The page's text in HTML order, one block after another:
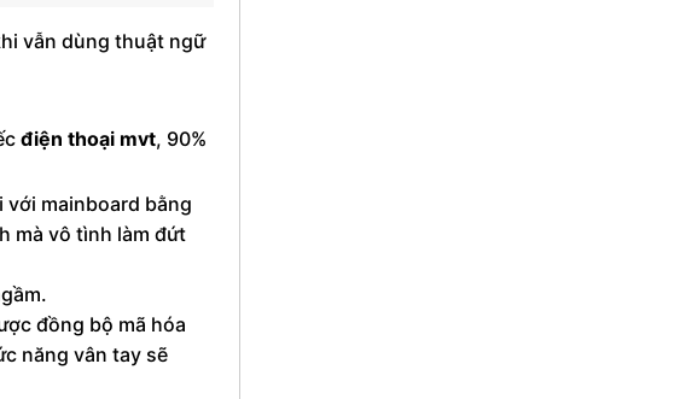
vẫn dùng thuật ngữ
điện thoại mvt, 90%
mainboard bằng
mà vô tình làm đứt
đồng bộ mã hóa
năng vân tay sẽ